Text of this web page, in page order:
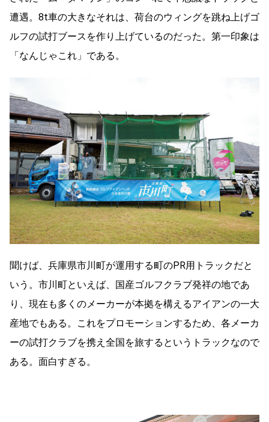
遭遇。 8t車の大きなそれは、荷台のウィングを跳ね上げゴ
ルフの試打ブースを作り上げているのだった。第一印象は
「なんじゃこれ」である。
聞けば、兵庫県市川町が運用する町のPR用トラックだと
いう。市川町といえば、国産ゴルフクラブ発祥の地であ
り、現在も多くのメーカーが本拠を構えるアイアンの一大
産地でもある。これをプロモーションするため、各メーカ
ーの試打クラブを携え全国を旅するというトラックなので
ある。面白すぎる。